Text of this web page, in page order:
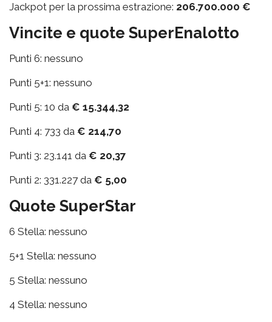
Jackpot per la prossima estrazione: 206.700.000 €
Vincite e quote SuperEnalotto
Punti 6: nessuno
Punti 5+1: nessuno
Punti 5: 10 da € 15.344,32
Punti 4: 733 da € 214,70
Punti 3: 23.141 da € 20,37
Punti 2: 331.227 da € 5,00
Quote SuperStar
6 Stella: nessuno
5+1 Stella: nessuno
5 Stella: nessuno
4 Stella: nessuno